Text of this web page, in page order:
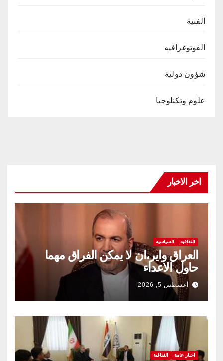
الفنية
الفوتوغرافيه
شؤون دولية
علوم وتكنلوجيا
اخر الاخبار
الثقافية السياسية
العراق واير،ان لا يمكن الفراق مهما
حاول الاعداء
أغسطس 5, 2026
اخبار عامة الثقافية